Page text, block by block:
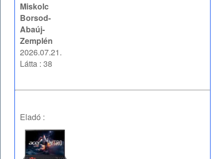
Miskolc
Borsod-
Abaúj-
Zemplén
2026.07.21.
Látta : 38
Eladó :